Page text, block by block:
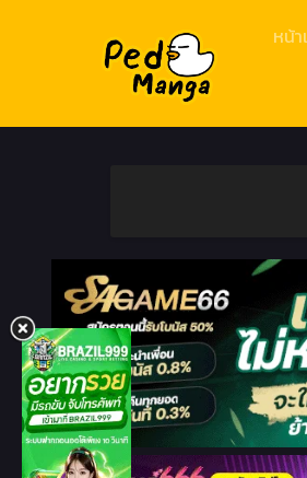
หน้